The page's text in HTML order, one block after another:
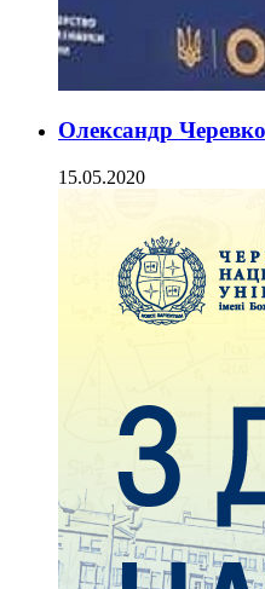
Олександр
15.05.2020